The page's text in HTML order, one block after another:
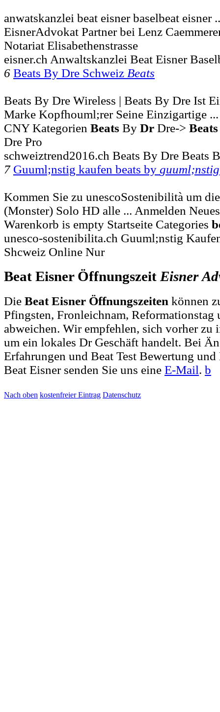
anwatskanzlei beat eisner baselbeat eisner
EisnerAdvokat Partner bei Lenz
Notariat Elisabethenstrasse
eisner.ch Anwaltskanzlei Beat Eisner
6 Beats By Dre Schweiz Beats
Beats By Dre Wireless | Beats By Dre Ist
Marke Kopfhouml;rer Seine Einzigartige
CNY Kategorien Beats By Dr Dre-> Beats
Dre Pro
schweiztrend2016.ch Beats By Dre Beats
7 Guuml;nstig kaufen beats by guuml;nstig
Kommen Sie zu unescoSostenibilità um
(Monster) Solo HD alle ... Anmelden
Warenkorb is empty Startseite Categories
unesco-sostenibilita.ch Guuml;nstig
Shcweiz Online Nur
Beat Eisner Öffnungszeit Eisner
Die Beat Eisner Öffnungszeiten können
Pfingsten, Fronleichnam,
abweichen. Wir empfehlen, sich vorher zu
um ein lokales Dr Geschäft handelt. Bei
Erfahrungen und Beat Test Bewertung
Beat Eisner senden Sie uns eine E-Mail. b
Nach oben kostenfreier Eintrag Datenschutz